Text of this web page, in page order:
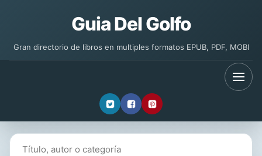
Guia Del Golfo
Gran directorio de libros en multiples formatos EPUB, PDF, MOBI